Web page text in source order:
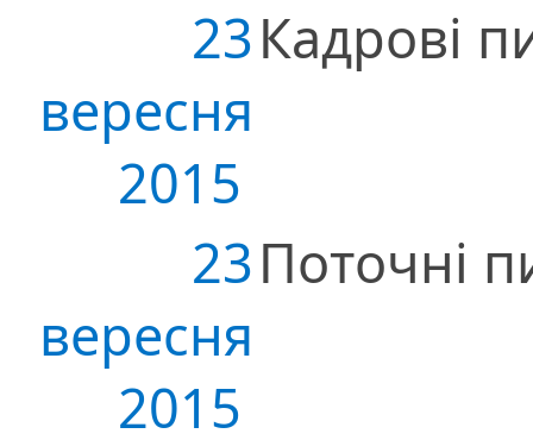
23
вересня
2015
Кадрові
23
вересня
2015
Поточні